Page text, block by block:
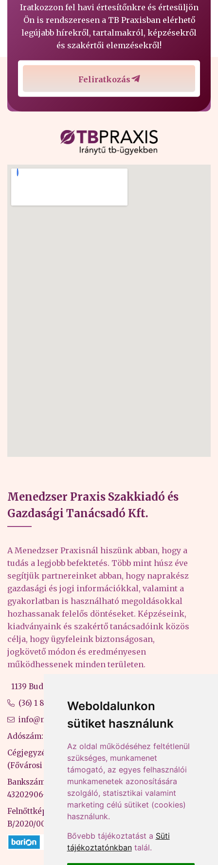
Weboldalunkon
sütiket használunk
Az oldal működéséhez feltétlenül
szükséges, munkamenet
támogató, az egyes felhasználói
munkamenetek azonosítására
szolgáló, statisztikai valamint
marketing célú sütiket (cookies)
használunk.
Bővebb tájékoztatást a Süti
tájékoztatónkbantalál.
Iratkozzon fel havi értesítőnkre és értesüljön
Ön is rendszeresen a TB Praxisban elérhető
legújabb hírekről, tartalmakról, képzésekről
és szakértői elemzésekről!
Feliratkozás
Menedzser Praxis Szakkiadó és
Gazdasági Tanácsadó Kft.
A Menedzser Praxisnál hiszünk abban, hogy a
tudás a legjobb befektetés. Több mint húsz éve
segítjük partnereinket abban, hogy naprakész
gazdasági és jogi információkkal, valamint a
gyakorlatban is használható megoldásokkal
hozhassanak felelős döntéseket. Képzéseink,
kiadványaink és szakértő tanácsadóink közös
célja, hogy ügyfeleink biztonságosan,
jogkövető módon és eredményesen
működhessenek minden területen.
1139 Budapest, Váci út 99-105. 4. em.
(36) 1 880 76 00
info@mprx.hu
Adószám: 13598145-2-41
Cégjegyzékszám: 01-09-883770
(Fővárosi Bíróság)
Bankszámlaszám: CIB Bank, 10700581-
43202906-51100005
Felnőttképzési nyilvántartási szám:
B/2020/000053